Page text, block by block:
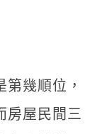
幾順位，
房屋民間三